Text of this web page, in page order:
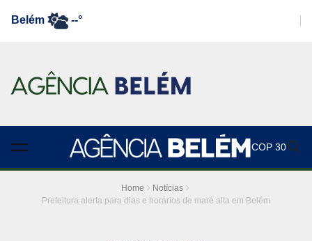
Belém --°
COP 30
Home
Notícias
Prefeitura alerta para dias e horários de maré alta em Belém